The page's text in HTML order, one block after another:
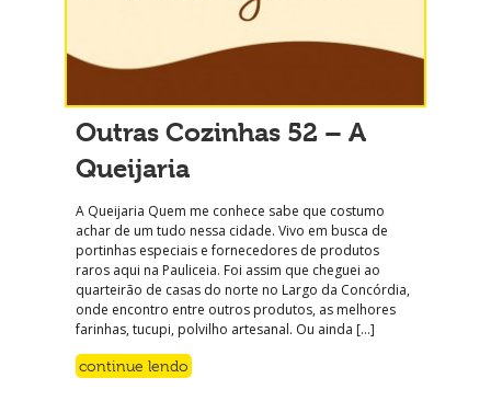
Outras Cozinhas 52 – A
Queijaria
A Queijaria Quem me conhece sabe que costumo
achar de um tudo nessa cidade. Vivo em busca de
portinhas especiais e fornecedores de produtos
raros aqui na Pauliceia. Foi assim que cheguei ao
quarteirão de casas do norte no Largo da Concórdia,
onde encontro entre outros produtos, as melhores
farinhas, tucupi, polvilho artesanal. Ou ainda […]
continue lendo